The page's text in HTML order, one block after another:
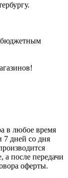
бюджетным
в любое время
7 дней со дня
а после передачи
оферты.